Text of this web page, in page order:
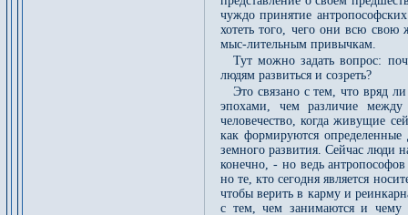
чуждо принятие
хотеть того, чего они всю
мыс-лительным привычкам.
Тут можно задать вопрос:
людям развиться и созреть?
Это связано с тем, что вряд
эпохами, чем различие
человечество, когда живущие
как формируются определенные
земного развития. Сейчас люди
конечно, - но ведь
но те, кто сегодня является
чтобы верить в карму и
с тем, чем занимаются и чему